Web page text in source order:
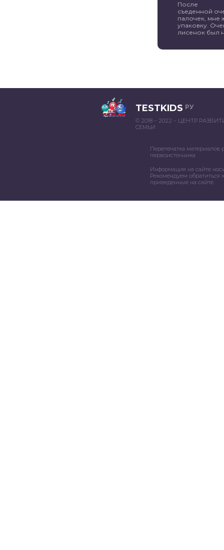
После
съеденной
палочек, мне
упаковку.
лисенок был
TESTKIDS РУ
© 2018 – 2022 – ЦЕНТР
СЕМЬИ
Перепечатка материалов
первоисточника
Информация на сайте
Рекомендуем обратиться
приведенные на сайте.